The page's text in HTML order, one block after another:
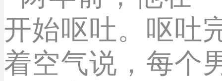
开始呕吐。呕吐
着空气说，每个